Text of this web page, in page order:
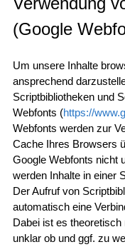
(Google
Um unsere Inhalte
ansprechend
Scriptbibliotheken und
Webfonts (https://
Webfonts werden zur
Cache Ihres Browsers
Google Webfonts nicht
werden Inhalte in einer
Der Aufruf von
automatisch eine
Dabei ist es
unklar ob und ggf. zu